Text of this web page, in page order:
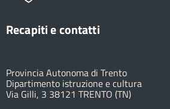
Recapiti e contatti
Provincia Autonoma di Trento
Dipartimento istruzione e cultura
Via Gilli, 3 38121 TRENTO (TN)